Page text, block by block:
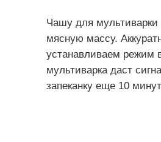
Чашу для
мясную массу.
устанавливаем режим
мультиварка даст
запеканку еще 10